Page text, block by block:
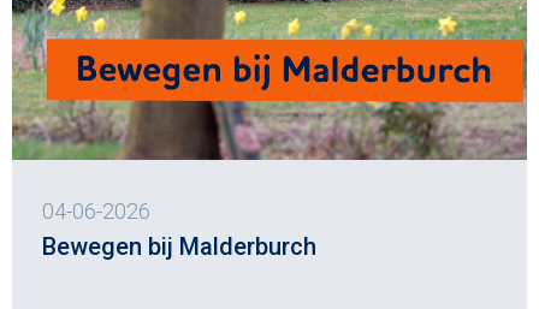
04-06-2026
Bewegen bij Malderburch